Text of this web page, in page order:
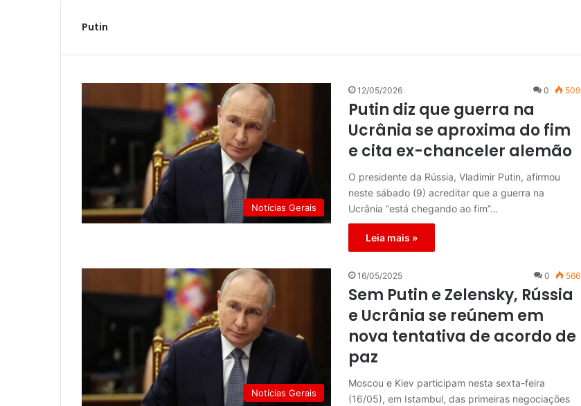
Putin
Notícias Gerais
12/05/2026 0 509
Putin diz que guerra na
Ucrânia se aproxima do fim
e cita ex-chanceler alemão
O presidente da Rússia, Vladimir Putin, afirmou
neste sábado (9) acreditar que a guerra na
Ucrânia “está chegando ao fim”…
Leia mais »
Notícias Gerais
16/05/2025 0 566
Sem Putin e Zelensky, Rússia
e Ucrânia se reúnem em
nova tentativa de acordo de
paz
Moscou e Kiev participam nesta sexta-feira
(16/05), em Istambul, das primeiras negociações